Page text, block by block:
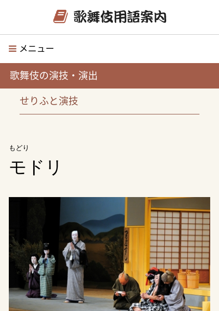
メニュー
歌舞伎の演技・演出
せりふと演技
もどり
モドリ